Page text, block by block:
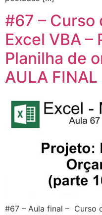
#67 – Curso
Excel VBA –
Planilha de
AULA FINAL
#67 – Aula final – Curso